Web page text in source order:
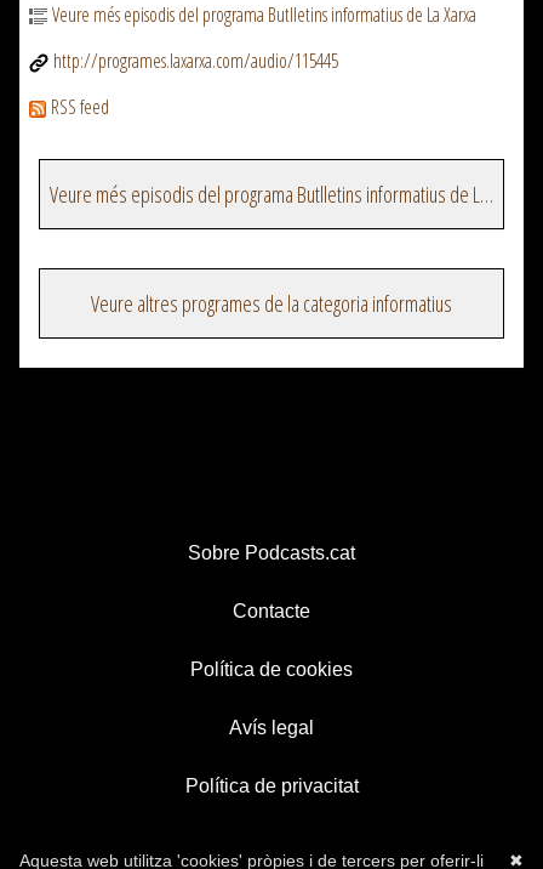
Veure més episodis del programa Butlletins informatius de La Xarxa
http://programes.laxarxa.com/audio/115445
RSS feed
Veure més episodis del programa Butlletins informatius de La Xarxa
Veure altres programes de la categoria informatius
Sobre Podcasts.cat
Contacte
Política de cookies
Avís legal
Política de privacitat
✖
Aquesta web utilitza 'cookies' pròpies i de tercers per oferir-li